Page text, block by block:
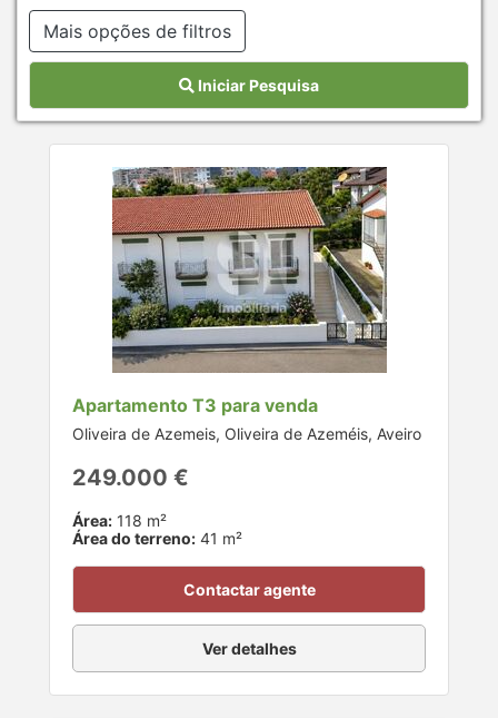
Mais opções de filtros
Iniciar Pesquisa
Apartamento T3 para venda
Oliveira de Azemeis, Oliveira de Azeméis, Aveiro
249.000 €
Área: 118 m²
Área do terreno: 41 m²
Contactar agente
Ver detalhes